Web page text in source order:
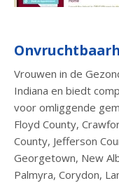
Vrouwen in de
Indiana en biedt
voor omliggende
Floyd County,
County, Jefferson
Georgetown, New
Palmyra, Corydon,